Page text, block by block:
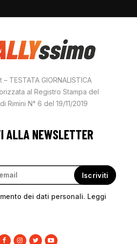
– TESTATA GIORNALISTICA
al Registro Stampa del
Rimini N° 6 del 19/11/2019
ALLA NEWSLETTER
dei dati personali. Leggi